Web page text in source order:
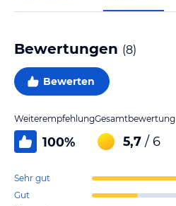
Bewertungen (8)
Bewerten
Weiterempfehlung
100%
Gesamtbewertung
5,7 / 6
Sehr gut
Gut